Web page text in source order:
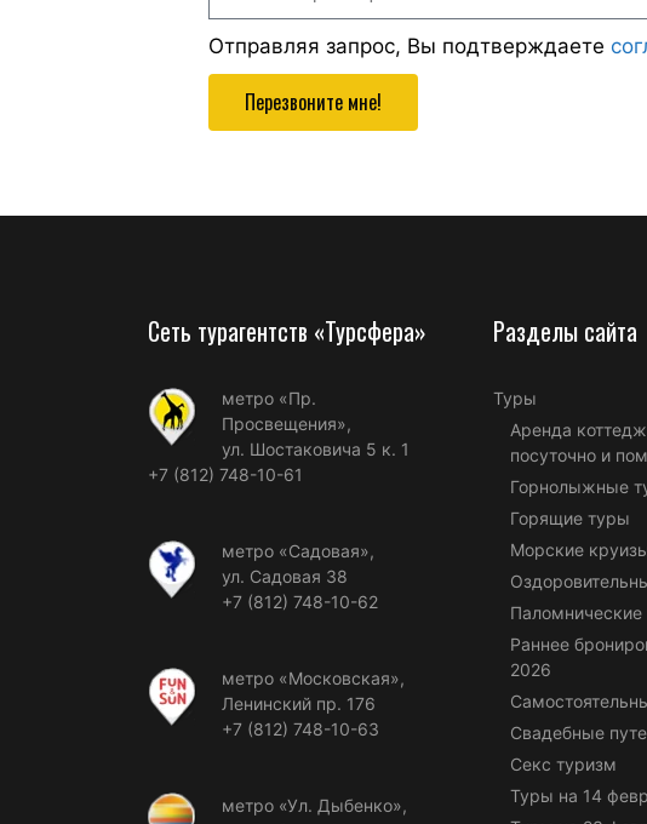
Отправляя запрос, Вы подтверждаете
Перезвоните мне!
Сеть турагентств «Турсфера»
метро «Пр.
Просвещения»,
ул. Шостаковича 5 к. 1
+7 (812) 748-10-61
метро «Садовая»,
ул. Садовая 38
+7 (812) 748-10-62
метро «Московская»,
Ленинский пр. 176
+7 (812) 748-10-63
метро «Ул. Дыбенко»,
Разделы сайта
Туры
Аренда
посуточно и
Горнолыжные
Горящие туры
Морские
Паломнические
Раннее
2026
Свадебные
Секс туризм
Туры на 14